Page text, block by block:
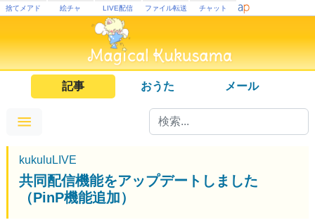
捨てメアド 絵チャ LIVE配信 ファイル転送 チャット
記事 おうた メール
kukuluLIVE
共同配信機能をアップデートしました
（PinP機能追加）